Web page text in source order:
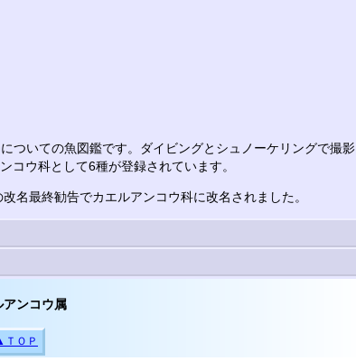
ついての魚図鑑です。ダイビングとシュノーケリングで撮影
コウ科として6種が登録されています。
名最終勧告でカエルアンコウ科に改名されました。
アンコウ属
ＴＯＰ